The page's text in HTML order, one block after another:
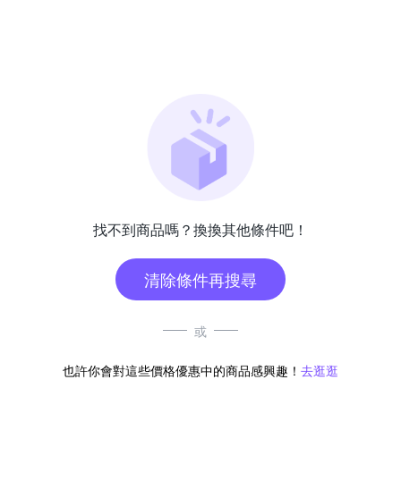
找不到商品嗎？換換其他條件吧！
清除條件再搜尋
或
也許你會對這些價格優惠中的商品感興趣！ 去逛逛